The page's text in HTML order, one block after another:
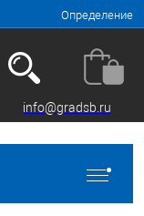
Определение
info@gradsb.ru